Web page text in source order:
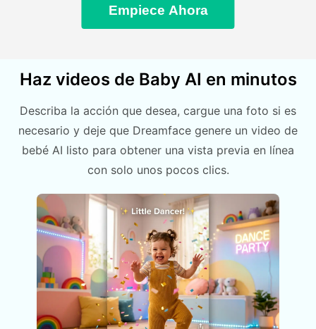
Empiece Ahora
Haz videos de Baby AI en minutos
Describa la acción que desea, cargue una foto si es
necesario y deje que Dreamface genere un video de
bebé AI listo para obtener una vista previa en línea
con solo unos pocos clics.